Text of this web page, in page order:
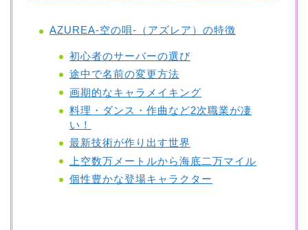
AZUREA-空の唄-（アズレア）の特徴
初心者のサーバーの選び
途中で名前の変更方法
画期的なキャラメイキング
料理・ダンス・作曲など2次職業が凄
い！
最新技術が作り出す世界
上空数万メートルから海底二万マイル
個性豊かな登場キャラクター